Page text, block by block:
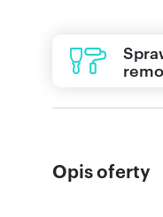
Opis oferty